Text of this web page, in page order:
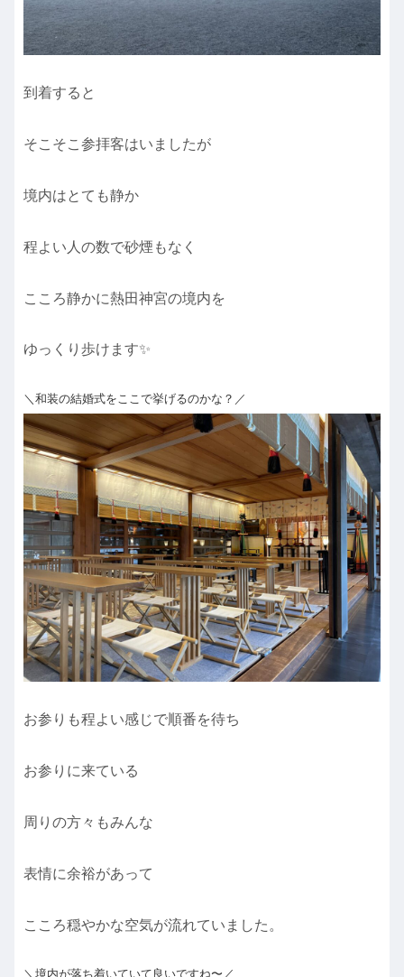
到着すると
そこそこ参拝客はいましたが
境内はとても静か
程よい人の数で砂煙もなく
こころ静かに熱田神宮の境内を
ゆっくり歩けます✨
＼和装の結婚式をここで挙げるのかな？／
お参りも程よい感じで順番を待ち
お参りに来ている
周りの方々もみんな
表情に余裕があって
こころ穏やかな空気が流れていました。
＼境内が落ち着いていて良いですね〜／